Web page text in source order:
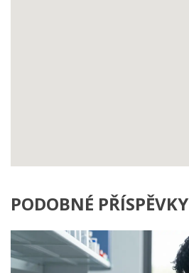
PODOBNÉ PŘÍSPĚVKY